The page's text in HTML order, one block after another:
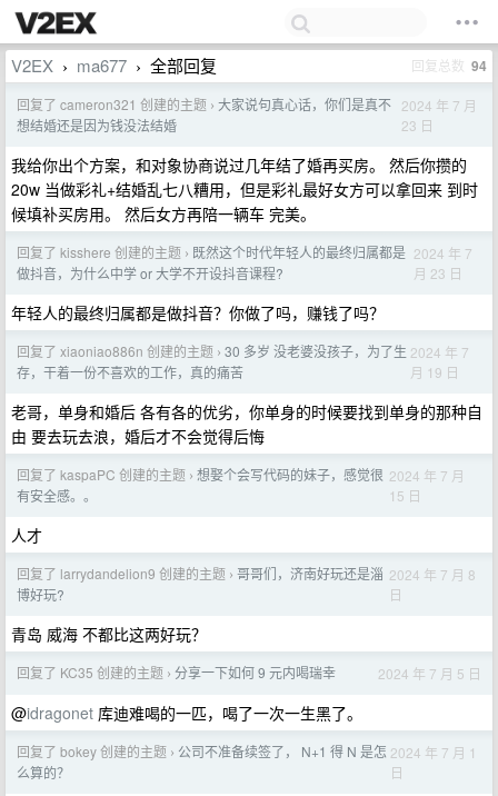
V2EX › ma677 › 全部回复 回复总数 94
回复了 cameron321 创建的主题 › 大家说句真心话，你们是真不
想结婚还是因为钱没法结婚
2024 年 7 月
23 日
我给你出个方案，和对象协商说过几年结了婚再买房。 然后你攒的
20w 当做彩礼+结婚乱七八糟用，但是彩礼最好女方可以拿回来 到时
候填补买房用。 然后女方再陪一辆车 完美。
回复了 kisshere 创建的主题 › 既然这个时代年轻人的最终归属都是
做抖音，为什么中学 or 大学不开设抖音课程?
2024 年 7
月 23 日
年轻人的最终归属都是做抖音？你做了吗，赚钱了吗？
回复了 xiaoniao886n 创建的主题 › 30 多岁 没老婆没孩子，为了生
存，干着一份不喜欢的工作，真的痛苦
2024 年 7
月 19 日
老哥，单身和婚后 各有各的优劣，你单身的时候要找到单身的那种自
由 要去玩去浪，婚后才不会觉得后悔
回复了 kaspaPC 创建的主题 › 想娶个会写代码的妹子，感觉很
有安全感。。
2024 年 7 月
15 日
人才
回复了 larrydandelion9 创建的主题 › 哥哥们，济南好玩还是淄
博好玩?
2024 年 7 月 8
日
青岛 威海 不都比这两好玩？
回复了 KC35 创建的主题 › 分享一下如何 9 元内喝瑞幸 2024 年 7 月 5 日
@idragonet 库迪难喝的一匹，喝了一次一生黑了。
回复了 bokey 创建的主题 › 公司不准备续签了， N+1 得 N 是怎
么算的？
2024 年 7 月 1
日